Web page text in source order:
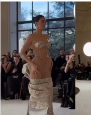
Twitter
email